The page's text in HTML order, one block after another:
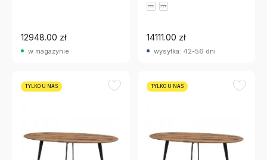
12948.00 zł
w magazynie
14111.00 zł
wysyłka: 42-56 dni
TYLKO U NAS TYLKO U NAS